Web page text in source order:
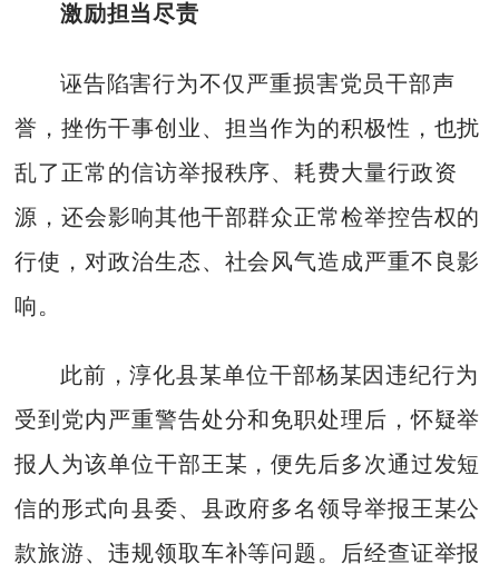
激励担当尽责
诬告陷害行为不仅严重损害党员干部声
誉，挫伤干事创业、担当作为的积极性，也扰
乱了正常的信访举报秩序、耗费大量行政资
源，还会影响其他干部群众正常检举控告权的
行使，对政治生态、社会风气造成严重不良影
响。
此前，淳化县某单位干部杨某因违纪行为
受到党内严重警告处分和免职处理后，怀疑举
报人为该单位干部王某，便先后多次通过发短
信的形式向县委、县政府多名领导举报王某公
款旅游、违规领取车补等问题。后经查证举报